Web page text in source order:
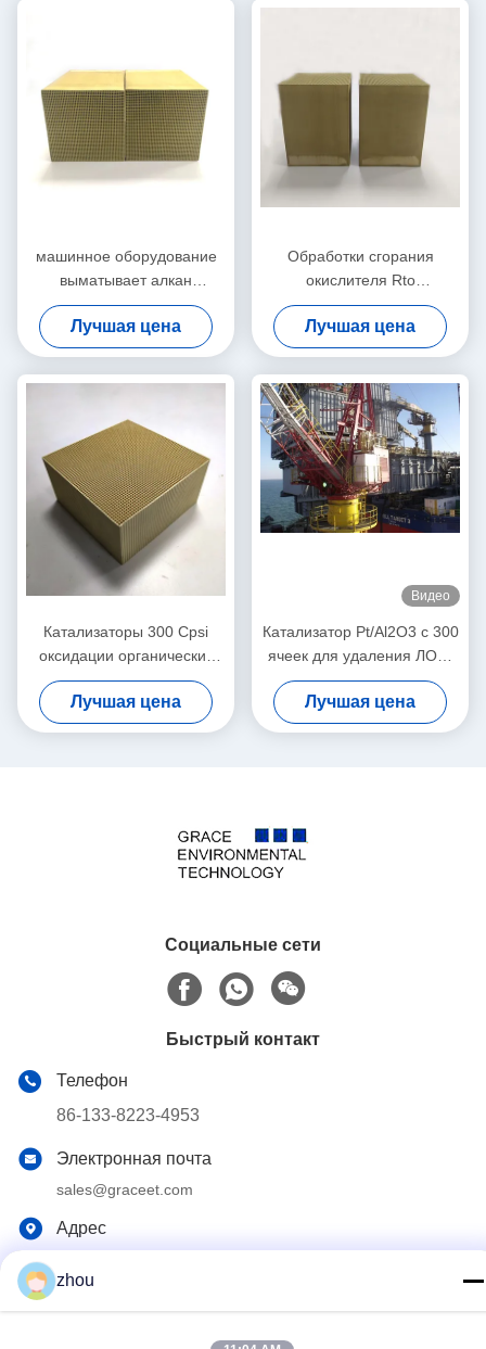
машинное оборудование
выматывает алкан
100x100x50mm альдегида
алкоголя коксобензола
обслуживания
катализатора VOC
Лучшая цена
Обработки сгорания
окислителя Rto
катализатора 400 Cpsi
подача регенеративной
термальной небольшая
Лучшая цена
Катализаторы 300 Cpsi
оксидации органических
соединений RCO
испаряющие извлекают газ
отхода индустрии
Лучшая цена
Видео
Катализатор Pt/Al2O3 с 300
ячеек для удаления ЛОС,
применимый к
оборудованию RCO
Лучшая цена
Социальные сети
Быстрый контакт
Телефон
86-133-8223-4953
Электронная почта
sales@graceet.com
Адрес
Wuxi, провинция Цзянсу, Китай
zhou